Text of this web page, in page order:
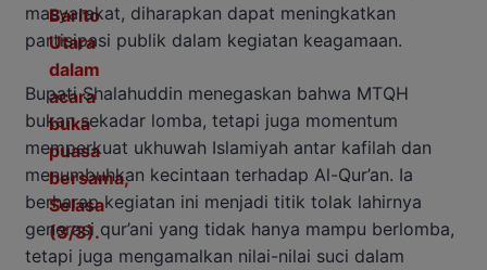
masyarakat, diharapkan dapat meningkatkan
partisipasi publik dalam kegiatan keagamaan.
Bupati Shalahuddin menegaskan bahwa MTQH
bukan sekadar lomba, tetapi juga momentum
memperkuat ukhuwah Islamiyah antar kafilah dan
menumbuhkan kecintaan terhadap Al-Qur’an. Ia
berharap kegiatan ini menjadi titik tolak lahirnya
generasi qur’ani yang tidak hanya mampu berlomba,
tetapi juga mengamalkan nilai-nilai suci dalam